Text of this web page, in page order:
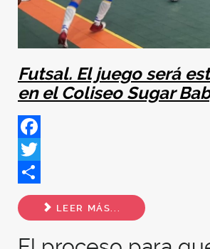
Futsal. El juego será
en el Coliseo Sugar
Facebook
Twitter
Share
LEER MÁS...